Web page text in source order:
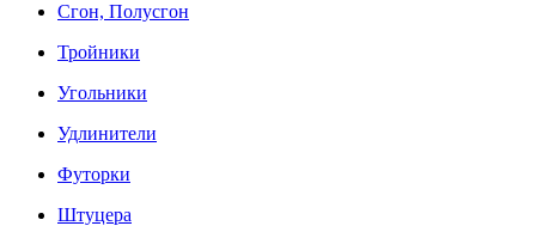
Сгон, Полусгон
Тройники
Угольники
Удлинители
Футорки
Штуцера